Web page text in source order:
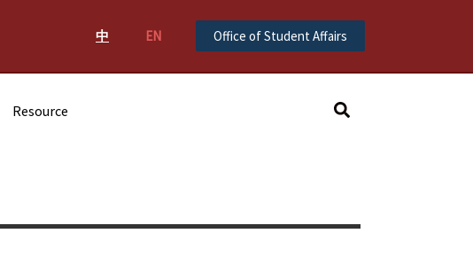
中 EN Office of Student Affairs
Resource Search